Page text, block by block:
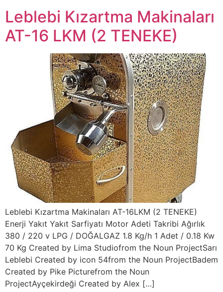
Leblebi Kızartma Makinaları
AT-16 LKM (2 TENEKE)
Leblebi Kızartma Makinaları AT-16LKM (2 TENEKE)
Enerji Yakıt Yakıt Sarfiyatı Motor Adeti Takribi Ağırlık
380 / 220 v LPG / DOĞALGAZ 1.8 Kg/h 1 Adet / 0.18 Kw
70 Kg Created by Lima Studiofrom the Noun ProjectSarı
Leblebi Created by icon 54from the Noun ProjectBadem
Created by Pike Picturefrom the Noun
ProjectAyçekirdeği Created by Alex […]